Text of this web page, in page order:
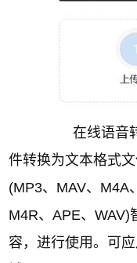
在线语音转
件转换为文本格式
(MP3、MAV、M4A
M4R、APE、WAV)
容，进行使用。可